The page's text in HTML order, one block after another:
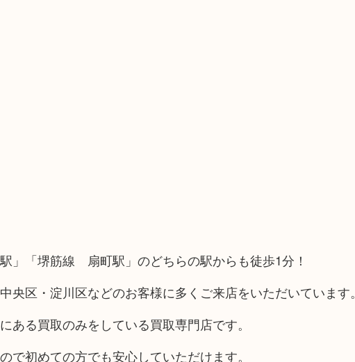
」「堺筋線 扇町駅」のどちらの駅からも徒歩1分！
央区・淀川区などのお客様に多くご来店をいただいています。
ある買取のみをしている買取専門店です。
で初めての方でも安心していただけます。